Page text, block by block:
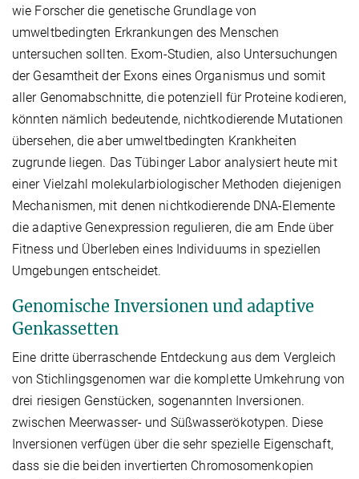
wie Forscher die genetische Grundlage von
umweltbedingten Erkrankungen des Menschen
untersuchen sollten. Exom-Studien, also Untersuchungen
der Gesamtheit der Exons eines Organismus und somit
aller Genomabschnitte, die potenziell für Proteine kodieren,
könnten nämlich bedeutende, nichtkodierende Mutationen
übersehen, die aber umweltbedingten Krankheiten
zugrunde liegen. Das Tübinger Labor analysiert heute mit
einer Vielzahl molekularbiologischer Methoden diejenigen
Mechanismen, mit denen nichtkodierende DNA-Elemente
die adaptive Genexpression regulieren, die am Ende über
Fitness und Überleben eines Individuums in speziellen
Umgebungen entscheidet.
Genomische Inversionen und adaptive
Genkassetten
Eine dritte überraschende Entdeckung aus dem Vergleich
von Stichlingsgenomen war die komplette Umkehrung von
drei riesigen Genstücken, sogenannten Inversionen.
zwischen Meerwasser- und Süßwasserökotypen. Diese
Inversionen verfügen über die sehr spezielle Eigenschaft,
dass sie die beiden invertierten Chromosomenkopien